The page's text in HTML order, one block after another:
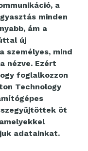
a
minden
ám a
új
személyes, mind
nézve. Ezért
foglalkozzon
Technology
öt
adatainkat.